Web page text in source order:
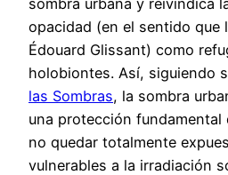
opacidad (en el sentido que
Édouard Glissant) como
holobiontes. Así, siguiendo
las Sombras, la sombra
una protección fundamental
no quedar totalmente
vulnerables a la irradiación